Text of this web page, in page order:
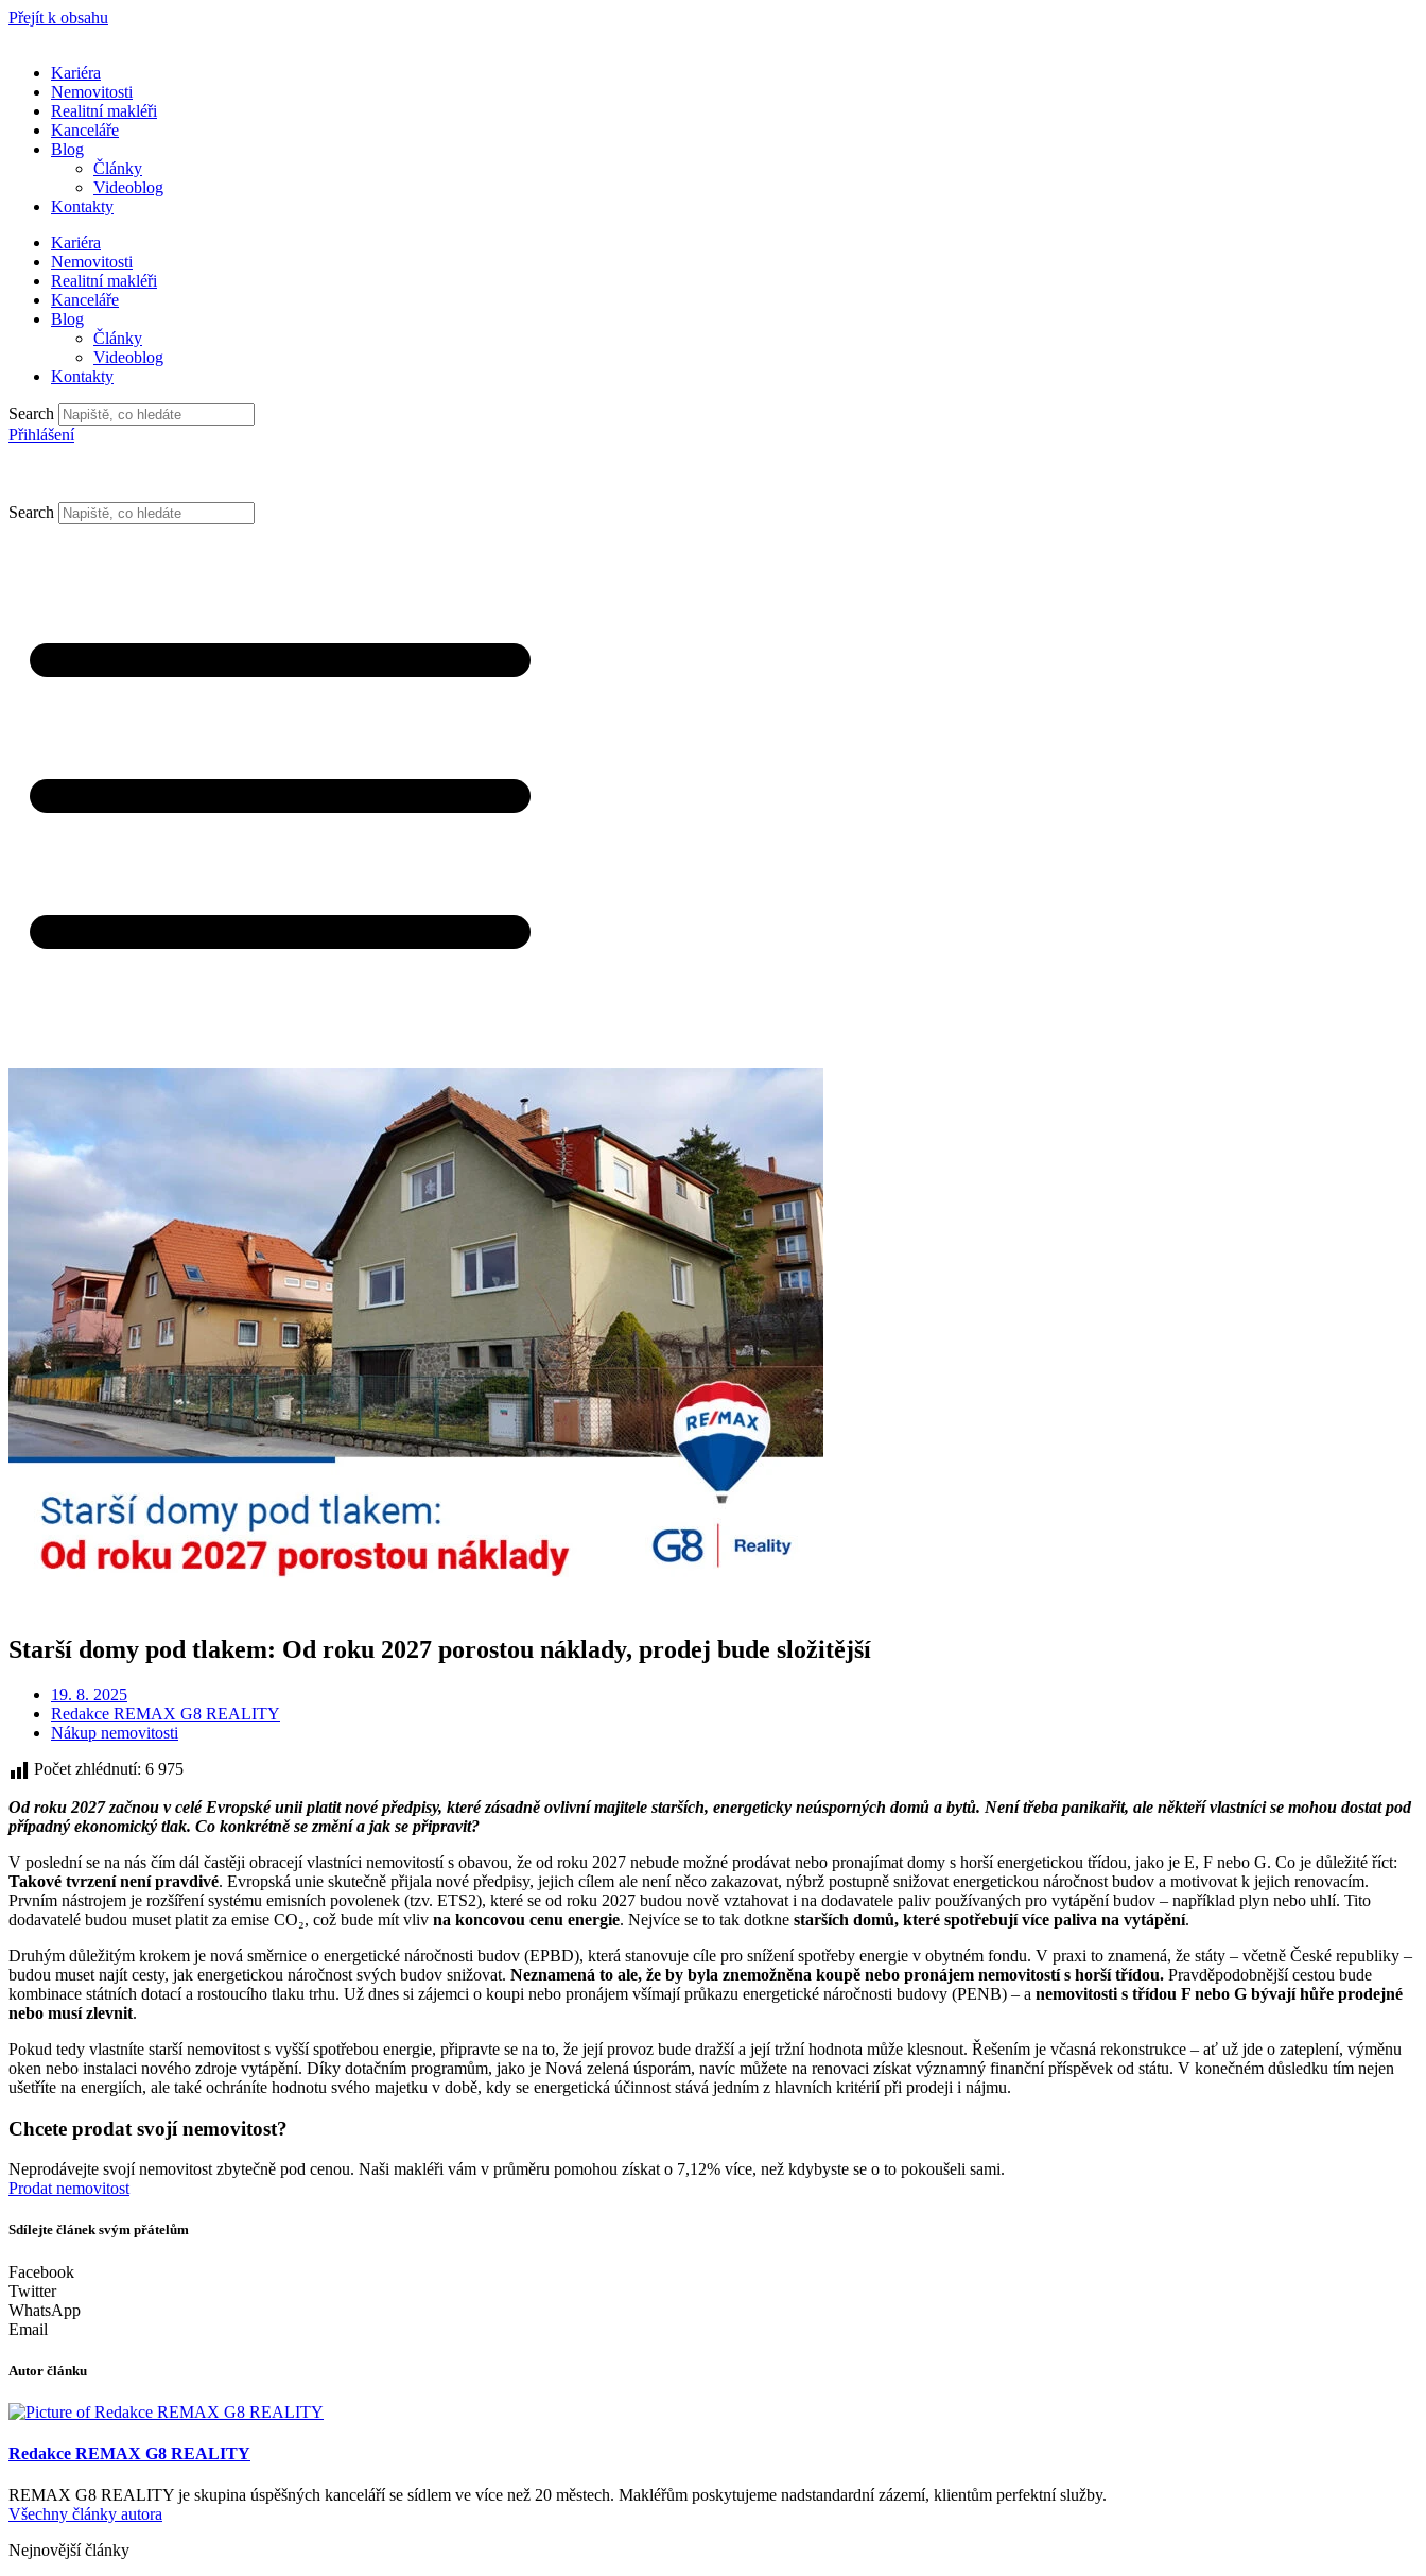
Přejít k obsahu
Kariéra
Nemovitosti
Realitní makléři
Kanceláře
Blog
Články
Videoblog
Kontakty
Kariéra
Nemovitosti
Realitní makléři
Kanceláře
Blog
Články
Videoblog
Kontakty
Search
Přihlášení
Search
Starší domy pod tlakem: Od roku 2027 porostou náklady, prodej bude složitější
19. 8. 2025
Redakce REMAX G8 REALITY
Nákup nemovitosti
Počet zhlédnutí: 6 975
Od roku 2027 začnou v celé Evropské unii platit nové předpisy, které zásadně ovlivní majitele starších, energeticky neúsporných domů a bytů. Není třeba panikařit, ale někteří vlastníci se mohou dostat pod
případný ekonomický tlak. Co konkrétně se změní a jak se připravit?
V poslední se na nás čím dál častěji obracejí vlastníci nemovitostí s obavou, že od roku 2027 nebude možné prodávat nebo pronajímat domy s horší energetickou třídou, jako je E, F nebo G. Co je důležité říct:
Takové tvrzení není pravdivé. Evropská unie skutečně přijala nové předpisy, jejich cílem ale není něco zakazovat, nýbrž postupně snižovat energetickou náročnost budov a motivovat k jejich renovacím.
Prvním nástrojem je rozšíření systému emisních povolenek (tzv. ETS2), které se od roku 2027 budou nově vztahovat i na dodavatele paliv používaných pro vytápění budov – například plyn nebo uhlí. Tito
dodavatelé budou muset platit za emise CO₂, což bude mít vliv na koncovou cenu energie. Nejvíce se to tak dotkne starších domů, které spotřebují více paliva na vytápění.
Druhým důležitým krokem je nová směrnice o energetické náročnosti budov (EPBD), která stanovuje cíle pro snížení spotřeby energie v obytném fondu. V praxi to znamená, že státy – včetně České republiky –
budou muset najít cesty, jak energetickou náročnost svých budov snižovat. Neznamená to ale, že by byla znemožněna koupě nebo pronájem nemovitostí s horší třídou. Pravděpodobnější cestou bude
kombinace státních dotací a rostoucího tlaku trhu. Už dnes si zájemci o koupi nebo pronájem všímají průkazu energetické náročnosti budovy (PENB) – a nemovitosti s třídou F nebo G bývají hůře prodejné
nebo musí zlevnit.
Pokud tedy vlastníte starší nemovitost s vyšší spotřebou energie, připravte se na to, že její provoz bude dražší a její tržní hodnota může klesnout. Řešením je včasná rekonstrukce – ať už jde o zateplení, výměnu
oken nebo instalaci nového zdroje vytápění. Díky dotačním programům, jako je Nová zelená úsporám, navíc můžete na renovaci získat významný finanční příspěvek od státu. V konečném důsledku tím nejen
ušetříte na energiích, ale také ochráníte hodnotu svého majetku v době, kdy se energetická účinnost stává jedním z hlavních kritérií při prodeji i nájmu.
Chcete prodat svojí nemovitost?
Neprodávejte svojí nemovitost zbytečně pod cenou. Naši makléři vám v průměru pomohou získat o 7,12% více, než kdybyste se o to pokoušeli sami.
Prodat nemovitost
Sdílejte článek svým přátelům
Facebook
Twitter
WhatsApp
Email
Autor článku
Redakce REMAX G8 REALITY
REMAX G8 REALITY je skupina úspěšných kanceláří se sídlem ve více než 20 městech. Makléřům poskytujeme nadstandardní zázemí, klientům perfektní služby.
Všechny články autora
Nejnovější články